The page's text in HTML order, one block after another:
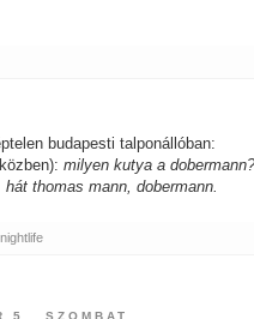
budapesti talponállóban:
milyen kutya a
thomas mann, dobermann.
nightlife
5., SZOMBAT